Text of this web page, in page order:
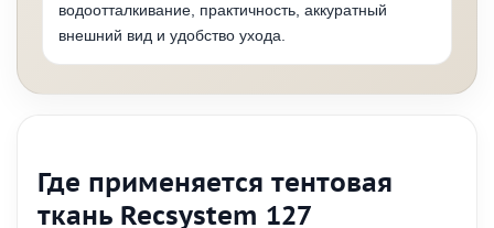
водоотталкивание, практичность, аккуратный
внешний вид и удобство ухода.
Где применяется тентовая
ткань Recsystem 127